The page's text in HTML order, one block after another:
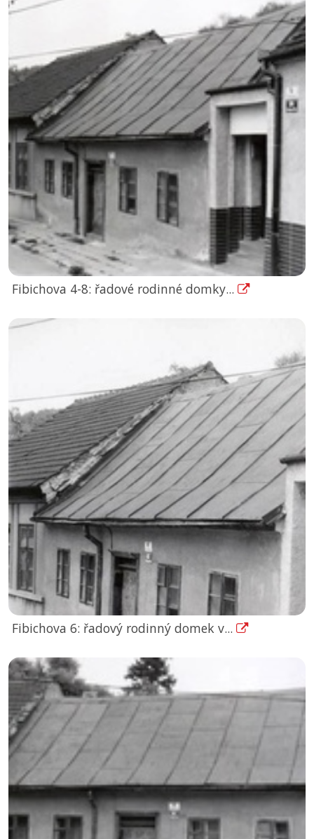
Fibichova 4-8: řadové rodinné domky...
Fibichova 6: řadový rodinný domek v...